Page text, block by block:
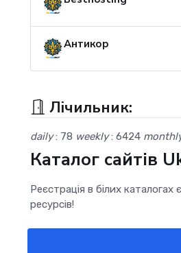
Антикор
Лічильник:
daily: 78 weekly: 6424
Каталог сайтів
Реєстрація в білих каталогах
ресурсів!